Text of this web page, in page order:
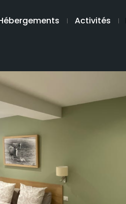
Activités